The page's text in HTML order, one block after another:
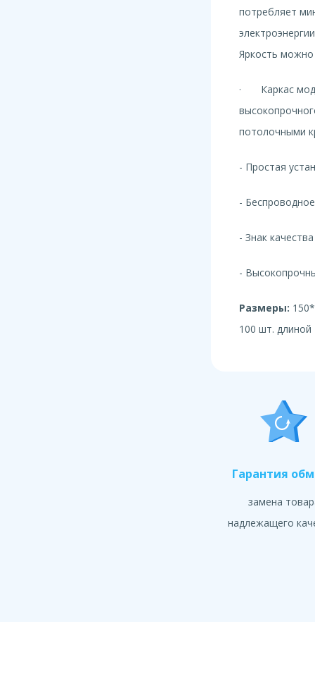
потребляет
Яркость можно
· Каркас
потолочными
- Простая
-
- Знак
-
Размеры:
100 шт. длиной
Гарантия
замена
надлежащего